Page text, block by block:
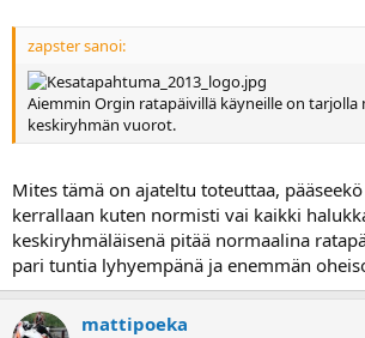
zapster sanoi:
Aiemmin Orgin ratapäivillä käyneille on tarjolla
keskiryhmän vuorot.
Mites tämä on ajateltu toteuttaa,
kerrallaan kuten normisti vai kaikki
keskiryhmäläisenä pitää normaalina
pari tuntia lyhyempänä ja enemmän
mattipoeka